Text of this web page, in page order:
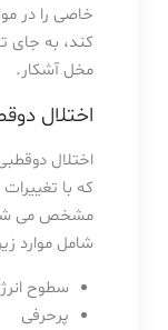
خاصی را در
کند، به جای
مخل آشکار.
اختلال
اختلال
که با
مشخص می
شامل موارد
سطوح
پرحرفی